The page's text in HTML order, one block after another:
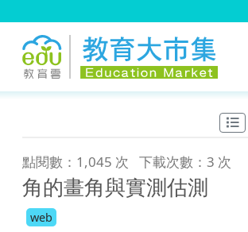
點閱數：1,045 次 下載次數：3 次
角的畫角與實測估測
web